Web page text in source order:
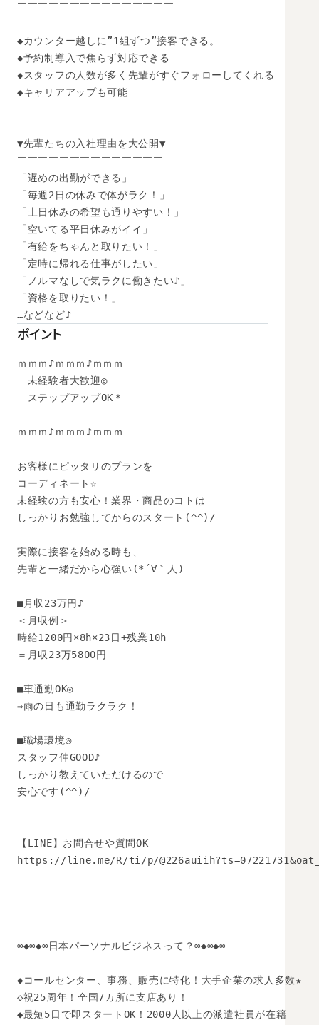
￣￣￣￣￣￣￣￣￣￣￣￣￣￣￣
◆カウンター越しに”1組ずつ”接客できる。
◆予約制導入で焦らず対応できる
◆スタッフの人数が多く先輩がすぐフォローしてくれる
◆キャリアアップも可能
▼先輩たちの入社理由を大公開▼
￣￣￣￣￣￣￣￣￣￣￣￣￣￣
「遅めの出勤ができる」
「毎週2日の休みで体がラク！」
「土日休みの希望も通りやすい！」
「空いてる平日休みがイイ」
「有給をちゃんと取りたい！」
「定時に帰れる仕事がしたい」
「ノルマなしで気ラクに働きたい♪」
「資格を取りたい！」
…などなど♪
ポイント
ｍｍｍ♪ｍｍｍ♪ｍｍｍ
未経験者大歓迎◎
ステップアップOK＊
ｍｍｍ♪ｍｍｍ♪ｍｍｍ
お客様にピッタリのプランを
コーディネート☆
未経験の方も安心！業界・商品のコトは
しっかりお勉強してからのスタート(^^)/
実際に接客を始める時も、
先輩と一緒だから心強い(*´∀｀人)
■月収23万円♪
＜月収例＞
時給1200円×8h×23日+残業10h
＝月収23万5800円
■車通勤OK◎
⇒雨の日も通勤ラクラク！
■職場環境◎
スタッフ仲GOOD♪
しっかり教えていただけるので
安心です(^^)/
【LINE】お問合せや質問OK
https://line.me/R/ti/p/
∞◆∞◆∞日本パーソナルビジネスって？∞◆∞◆∞
◆コールセンター、事務、販売に特化！大手企業の求人多数★
◇祝25周年！全国7カ所に支店あり！
◆最短5日で即スタートOK！2000人以上の派遣社員が在籍